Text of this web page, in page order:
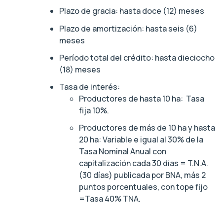
Plazo de gracia: hasta doce (12) meses
Plazo de amortización: hasta seis (6)
meses
Período total del crédito: hasta dieciocho
(18) meses
Tasa de interés:
Productores de hasta 10 ha: Tasa
fija 10%.
Productores de más de 10 ha y hasta
20 ha: Variable e igual al 30% de la
Tasa Nominal Anual con
capitalización cada 30 días = T.N.A.
(30 días) publicada por BNA, más 2
puntos porcentuales, con tope fijo
=Tasa 40% TNA.